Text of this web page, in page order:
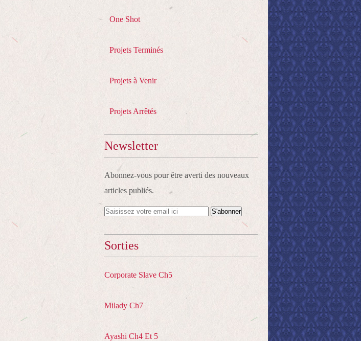
One Shot
Projets Terminés
Projets à Venir
Projets Arrêtés
Newsletter
Abonnez-vous pour être averti des nouveaux
articles publiés.
Sorties
Corporate Slave Ch5
Milady Ch7
Ayashi Ch4 Et 5